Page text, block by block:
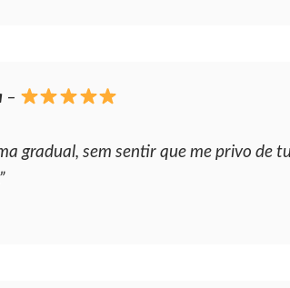
–
gradual, sem sentir que me privo de